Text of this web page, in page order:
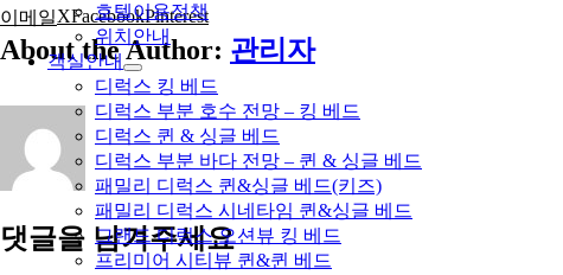
호텔이용정책
위치안내
객실안내
디럭스 킹 베드
디럭스 부분 호수 전망 – 킹 베드
디럭스 퀸 & 싱글 베드
디럭스 부분 바다 전망 – 퀸 & 싱글 베드
패밀리 디럭스 퀸&싱글 베드(키즈)
패밀리 디럭스 시네타임 퀸&싱글 베드
그랜드 디럭스 오션뷰 킹 베드
프리미어 시티뷰 퀸&퀸 베드
Facebook
X Pinterest
이메일
About the Author: 관리자
댓글을 남겨주세요